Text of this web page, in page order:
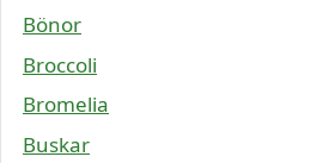
Bönor
Broccoli
Bromelia
Buskar